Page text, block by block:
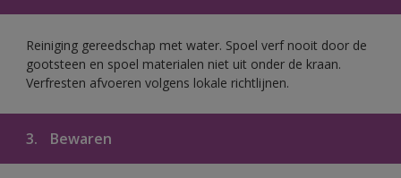
Reiniging gereedschap met water. Spoel verf nooit door de
gootsteen en spoel materialen niet uit onder de kraan.
Verfresten afvoeren volgens lokale richtlijnen.
3. Bewaren